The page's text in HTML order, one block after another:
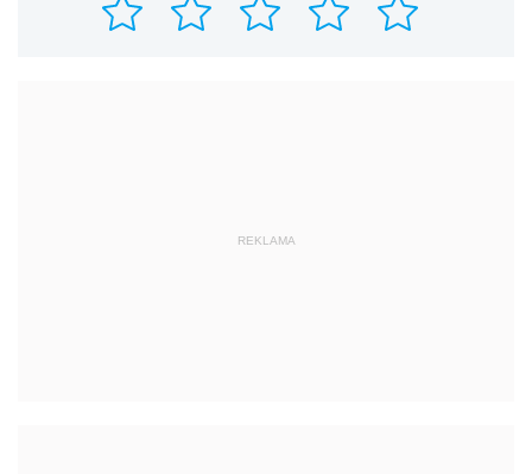
REKLAMA